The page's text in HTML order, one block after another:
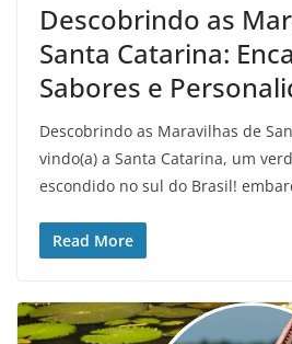
Descobrindo as
Santa Catarina:
Sabores e
Descobrindo as Maravilhas de
vindo(a) a Santa Catarina, um
escondido no sul do Brasil!
Read More